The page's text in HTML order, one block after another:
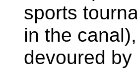
sports
in the
devoured